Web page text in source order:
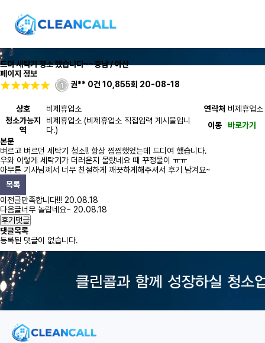
드뎌 세탁기 청소 했습니다~~충남 / 아산
페이지 정보
권** 0건 10,855회 20-08-18
상호 비제휴업소 연락처 비제휴업소
청소가능지
역
비제휴업소 (비제휴업소 직접입력 게시물입니
다.)
이동
바로가기
본문
벼르고 벼르던 세탁기 청소!! 항상 찜찜했었는데 드디여 했습니다.
우와 이렇게 세탁기가 더러운지 몰랐네요 때 꾸정물이 ㅠㅠ
아무튼 기사님꼐서 너무 친절하게 깨끗하게해주셔서 후기 남겨요~
목록
이전글만족합니다!!! 20.08.18
다음글너무 놀랍네요~ 20.08.18
후기댓글
댓글목록
등록된 댓글이 없습니다.